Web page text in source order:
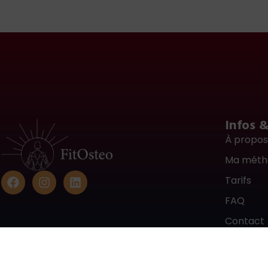
Infos
À propos
Ma
Tarifs
FAQ
Contact